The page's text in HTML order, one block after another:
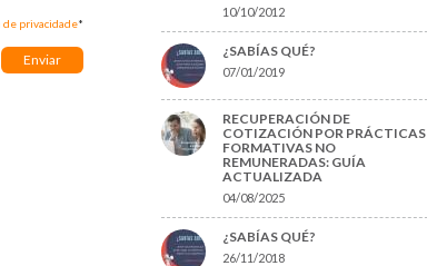
de privacidade*
10/10/2012
¿SABÍAS QUÉ?
07/01/2019
RECUPERACIÓN DE
COTIZACIÓN POR PRÁCTICAS
FORMATIVAS NO
REMUNERADAS: GUÍA
ACTUALIZADA
04/08/2025
¿SABÍAS QUÉ?
26/11/2018